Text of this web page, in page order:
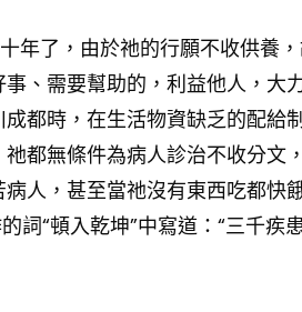
年了，由於祂的行願不收供養
、需要幫助的，利益他人，大
都時，在生活物資缺乏的配給
都無條件為病人診治不收分文
人，甚至當祂沒有東西吃都快
詞“頓入乾坤”中寫道：“三千疾